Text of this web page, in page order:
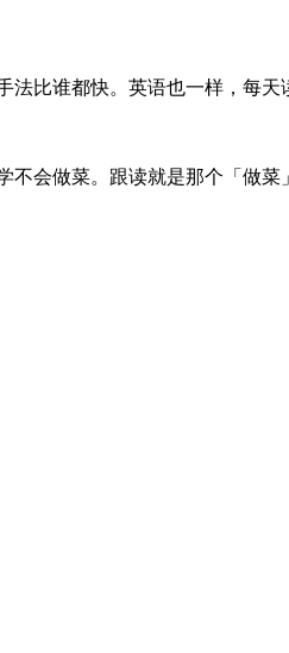
比谁都快。英语也一样，每
不会做菜。跟读就是那个「做